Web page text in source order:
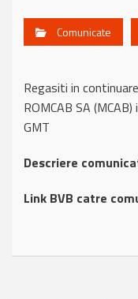
Comunicate
Regasiti in
ROMCAB SA
GMT
Descriere
Link BVB catre